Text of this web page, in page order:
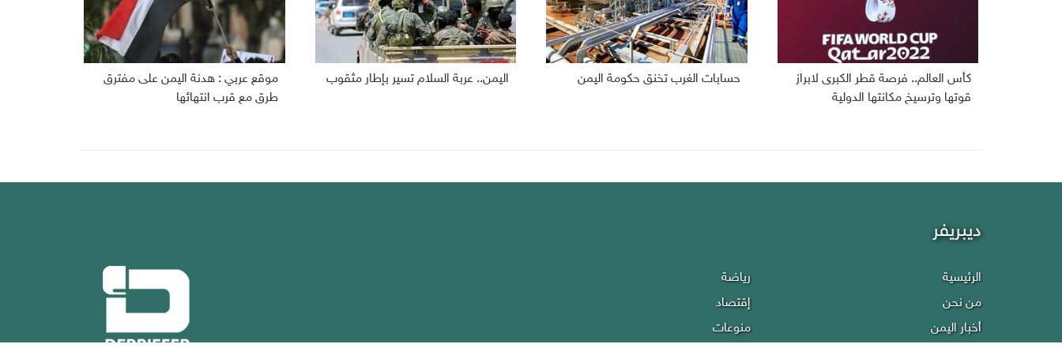
كأس العالم.. فرصة قطر الكبرى لابراز
قوتها وترسيخ مكانتها الدولية
حسابات الغرب تخنق حكومة اليمن اليمن.. عربة السلام تسير بإطار مثقوب
موقع عربي : هدنة اليمن على مفترق
طرق مع قرب انتهائها
ديبريفر
الرئيسية
من نحن
أخبار اليمن
رياضة
إقتصاد
منوعات